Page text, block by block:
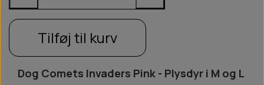
Tilføj til kurv
Dog Comets Invaders Pink - Plysdyr i M og L